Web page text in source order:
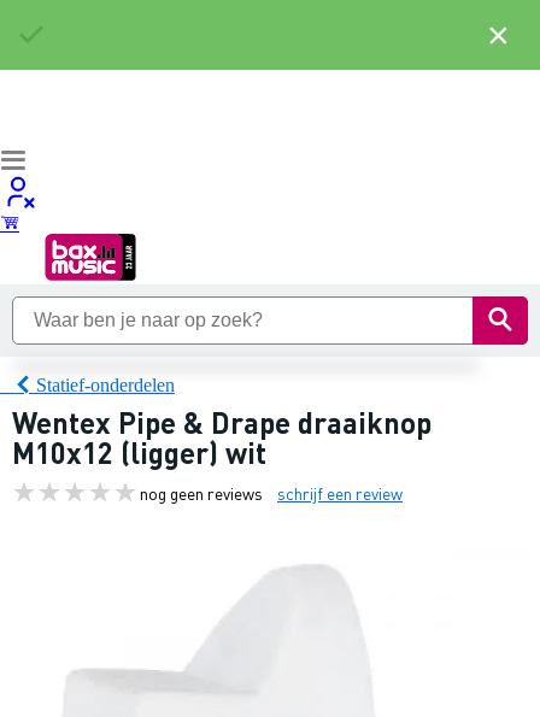
Statief-onderdelen
Wentex Pipe & Drape draaiknop
M10x12 (ligger) wit
nog geen reviews schrijf een review
×